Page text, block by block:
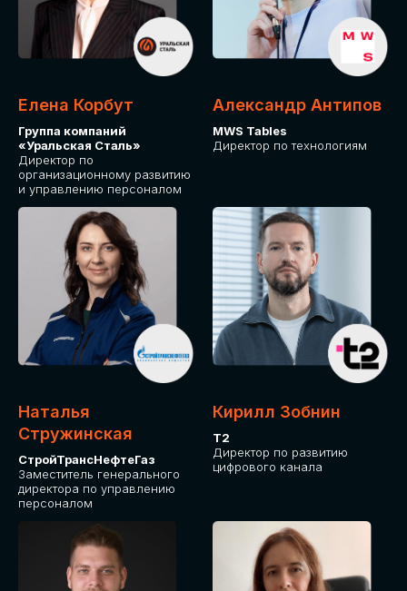
Елена Корбут
Группа компаний
«Уральская Сталь»
Директор по
организационному развитию
и управлению персоналом
Александр Антипов
MWS Tables
Директор по технологиям
Наталья
Стружинская
СтройТрансНефтеГаз
Заместитель генерального
директора по управлению
персоналом
Кирилл Зобнин
Т2
Директор по развитию
цифрового канала
Приглашаем стать спикером GLOBAL
TECH FORUM и поделиться своим
опытом и экспертизой. Будем рады
сотрудничеству!
СТАТЬ
СПИКЕРОМ
IT Solutions for Business
СРЕДИ ПАРТНЕРОВ
МЕРОПРИЯТИЯ